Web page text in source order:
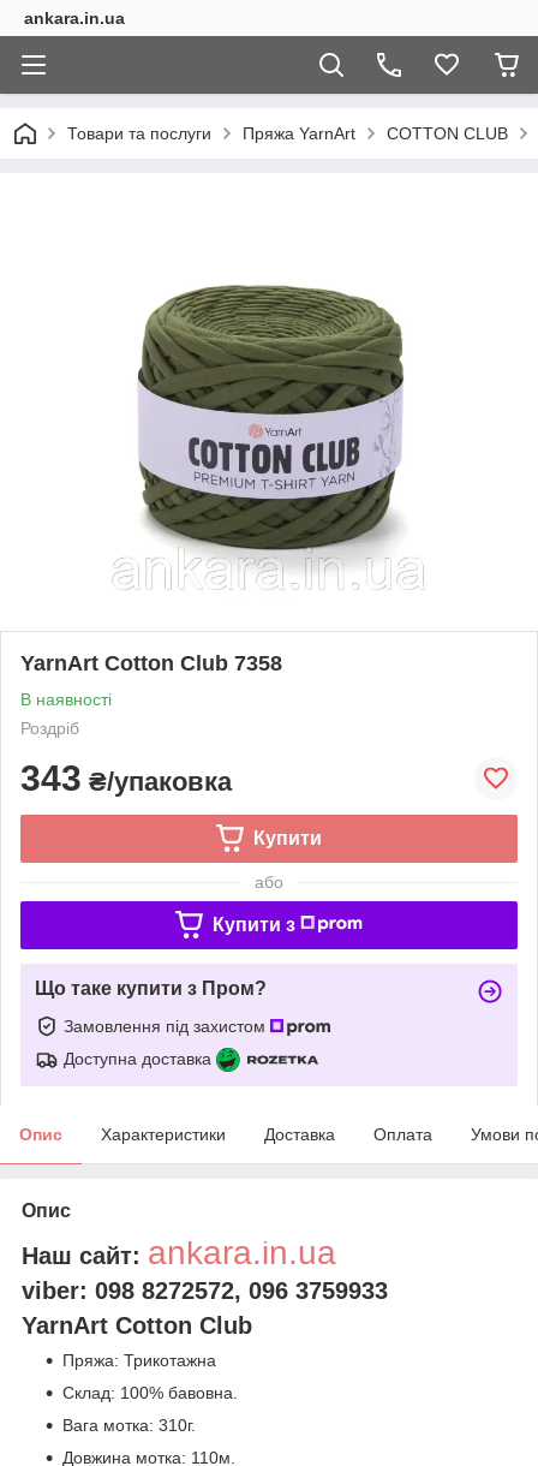
ankara.in.ua
Товари та послуги Пряжа YarnArt COTTON CLUB
YarnArt Cotton Club 7358
В наявності
Роздріб
343 ₴/упаковка
Купити
або
Купити з
Що таке купити з Пром?
Замовлення під захистом
Доступна доставка
Опис Характеристики Доставка Оплата Умови
Опис
Наш сайт: ankara.in.ua
viber: 098 8272572, 096 3759933
YarnArt Cotton Club
Пряжа: Трикотажна
Склад: 100% бавовна.
Вага мотка: 310г.
Довжина мотка: 110м.